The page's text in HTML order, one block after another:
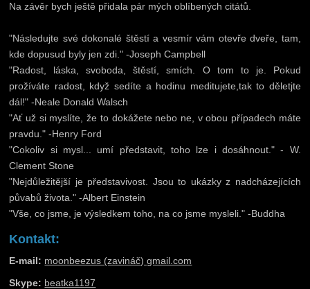
Na závěr bych ještě přidala pár mých oblíbených citátů.
"Následujte své dokonalé štěstí a vesmír vám otevře dveře, tam,
kde dopusud byly jen zdi." -Joseph Campbell
"Radost, láska, svoboda, štěstí, smích. O tom to je. Pokud
prožíváte radost, když sedíte a hodinu meditujete,tak to děletjte
dál!" -Neale Donald Walsch
"Ať už si myslíte, že to dokážete nebo ne, v obou případech máte
pravdu." -Henry Ford
"Cokoliv si mysl... umí představit, toho lze i dosáhnout." - W.
Clement Stone
"Nejdůležitější je představivost. Jsou to ukázky z nadcházejících
půvabů života." -Albert Einstein
"Vše, co jsme, je výsledkem toho, na co jsme mysleli." -Buddha
Kontakt:
E-mail: moonbeezus (zavináč) gmail.com
Skype: beatka1197